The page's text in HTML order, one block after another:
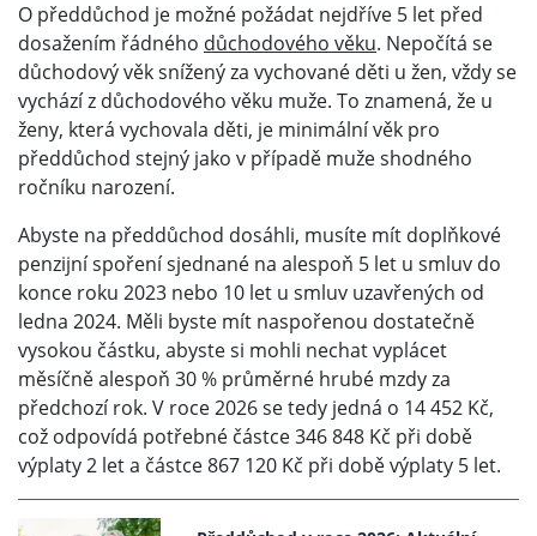
O předdůchod je možné požádat nejdříve 5 let před
dosažením řádného důchodového věku. Nepočítá se
důchodový věk snížený za vychované děti u žen, vždy se
vychází z důchodového věku muže. To znamená, že u
ženy, která vychovala děti, je minimální věk pro
předdůchod stejný jako v případě muže shodného
ročníku narození.
Abyste na předdůchod dosáhli, musíte mít doplňkové
penzijní spoření sjednané na alespoň 5 let u smluv do
konce roku 2023 nebo 10 let u smluv uzavřených od
ledna 2024. Měli byste mít naspořenou dostatečně
vysokou částku, abyste si mohli nechat vyplácet
měsíčně alespoň 30 % průměrné hrubé mzdy za
předchozí rok. V roce 2026 se tedy jedná o 14 452 Kč,
což odpovídá potřebné částce 346 848 Kč při době
výplaty 2 let a částce 867 120 Kč při době výplaty 5 let.